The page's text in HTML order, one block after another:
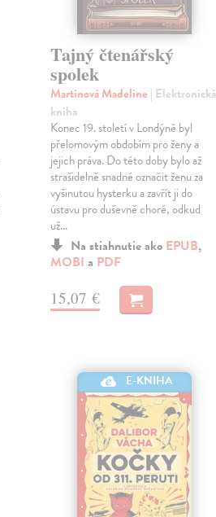
Tajný čtenářský
spolek
Martinová Madeline | Elektronická
kniha
Konec 19. století v Londýně byl
přelomovým obdobím pro ženy a
jejich práva. Do této doby bylo až
strašidelně snadné označit ženu za
vyšinutou hysterku a zavřít ji do
ústavu pro duševně choré, odkud
už…
Na stiahnutie ako EPUB,
MOBI a PDF
15,07 €
E-KNIHA